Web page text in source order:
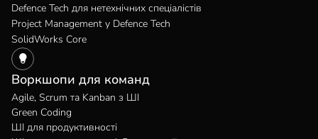
Defence Tech для нетехнічних спеціалістів
Project Management у Defence Tech
SolidWorks Core
Воркшопи для команд
Agile, Scrum та Kanban з ШІ
Green Coding
ШІ для продуктивності